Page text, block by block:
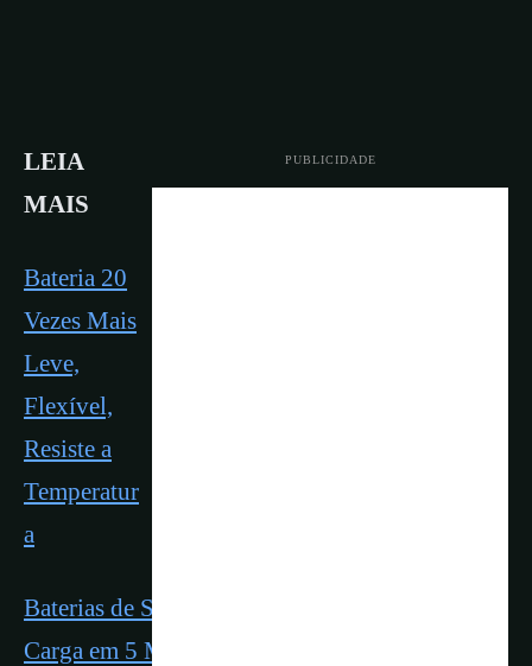
PUBLICIDADE
LEIA
MAIS
Bateria 20
Vezes Mais
Leve,
Flexível,
Resiste a
Temperatur
a
Baterias de Sódio e Ferro Revolucionam com
Carga em 5 Min